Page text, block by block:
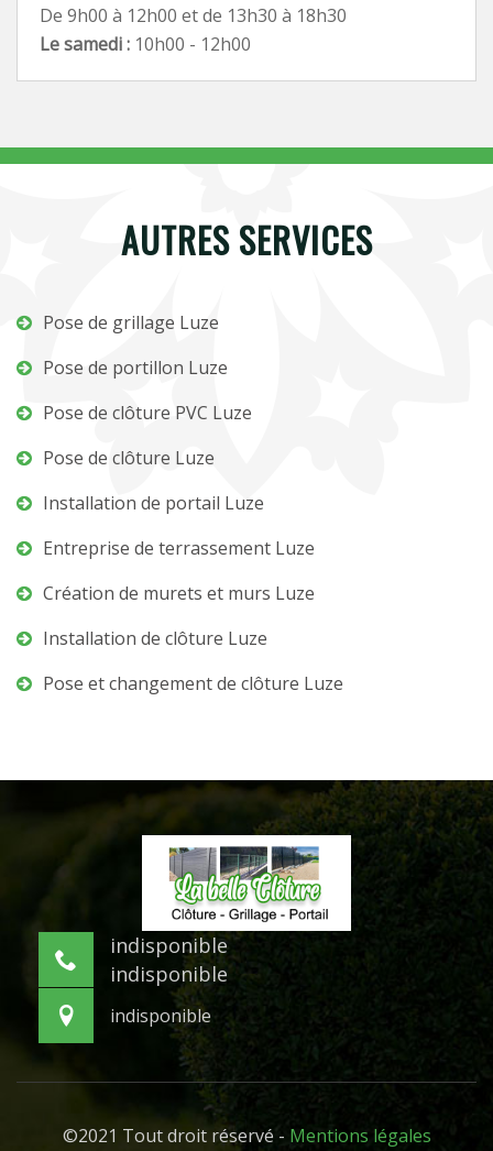
De 9h00 à 12h00 et de 13h30 à 18h30
Le samedi : 10h00 - 12h00
AUTRES SERVICES
Pose de grillage Luze
Pose de portillon Luze
Pose de clôture PVC Luze
Pose de clôture Luze
Installation de portail Luze
Entreprise de terrassement Luze
Création de murets et murs Luze
Installation de clôture Luze
Pose et changement de clôture Luze
indisponible
indisponible
indisponible
©2021 Tout droit réservé - Mentions légales